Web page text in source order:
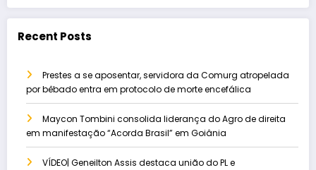
Recent Posts
Prestes a se aposentar, servidora da Comurg atropelada
por bêbado entra em protocolo de morte encefálica
Maycon Tombini consolida liderança do Agro de direita
em manifestação “Acorda Brasil” em Goiânia
VÍDEO| Geneilton Assis destaca união do PL e